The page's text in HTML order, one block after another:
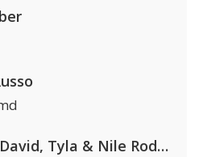
Damiano David, Tyla & Nile Rodgers